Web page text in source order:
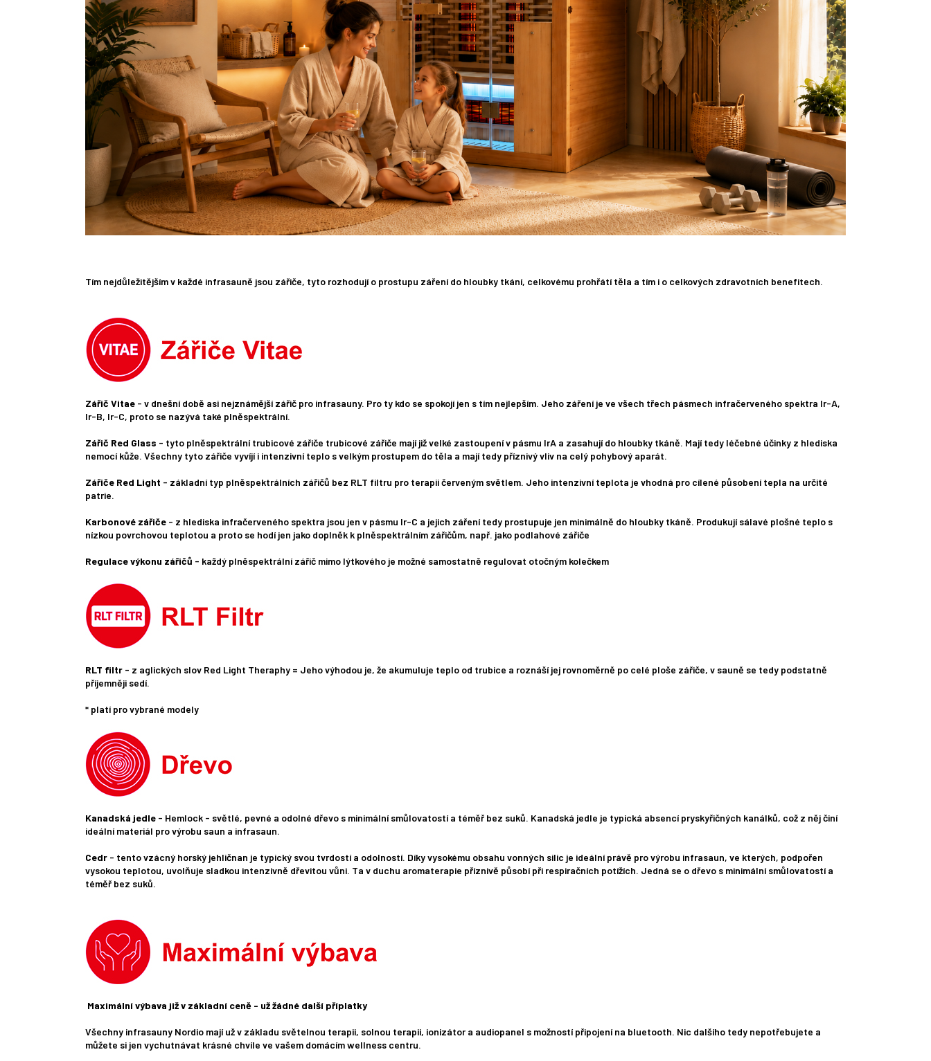
Tím nejdůležitějším v každé infrasauně jsou zářiče, tyto rozhodují o prostupu záření do hloubky tkání, celkovému prohřátí těla a tím i o celkových zdravotních benefitech.
Zářič Vitae - v dnešní době asi nejznámější zářič pro infrasauny. Pro ty kdo se spokojí jen s tím nejlepším. Jeho záření je ve všech třech pásmech infračerveného spektra Ir-A,
Ir-B, Ir-C, proto se nazývá také plněspektrální.
Zářič Red Glass - tyto plněspektrální trubicové zářiče trubicové zářiče mají již velké zastoupení v pásmu IrA a zasahují do hloubky tkáně. Mají tedy léčebné účinky z hlediska
nemocí kůže. Všechny tyto zářiče vyvíjí i intenzivní teplo s velkým prostupem do těla a mají tedy příznivý vliv na celý pohybový aparát.
Zářiče Red Light - základní typ plněspektrálních zářičů bez RLT filtru pro terapii červeným světlem. Jeho intenzivní teplota je vhodná pro cílené působení tepla na určité
patrie.
Karbonové zářiče - z hlediska infračerveného spektra jsou jen v pásmu Ir-C a jejich záření tedy prostupuje jen minimálně do hloubky tkáně. Produkují sálavé plošné teplo s
nízkou povrchovou teplotou a proto se hodí jen jako doplněk k plněspektrálním zářičům, např. jako podlahové zářiče
Regulace výkonu zářičů - každý plněspektrální zářič mimo lýtkového je možné samostatně regulovat otočným kolečkem
RLT filtr - z aglických slov Red Light Theraphy = Jeho výhodou je, že akumuluje teplo od trubice a roznáší jej rovnoměrně po celé ploše zářiče, v sauně se tedy podstatně
příjemněji sedí.
* platí pro vybrané modely
Kanadská jedle - Hemlock - světlé, pevné a odolné dřevo s minimální smůlovatostí a téměř bez suků. Kanadská jedle je typická absencí pryskyřičných kanálků, což z něj činí
ideální materiál pro výrobu saun a infrasaun.
Cedr - tento vzácný horský jehličnan je typický svou tvrdostí a odolností. Díky vysokému obsahu vonných silic je ideální právě pro výrobu infrasaun, ve kterých, podpořen
vysokou teplotou, uvolňuje sladkou intenzivně dřevitou vůni. Ta v duchu aromaterapie příznivě působí při respiračních potížích. Jedná se o dřevo s minimální smůlovatostí a
téměř bez suků.
Maximální výbava již v základní ceně - už žádné další příplatky
Všechny infrasauny Nordio mají už v základu světelnou terapii, solnou terapii, ionizátor a audiopanel s možností připojení na bluetooth. Nic dalšího tedy nepotřebujete a
můžete si jen vychutnávat krásné chvíle ve vašem domácím wellness centru.